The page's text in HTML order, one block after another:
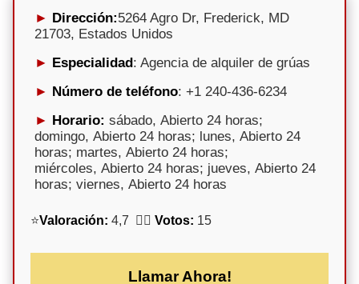
Dirección:5264 Agro Dr, Frederick, MD
21703, Estados Unidos
Especialidad: Agencia de alquiler de grúas
Número de teléfono: +1 240-436-6234
Horario: sábado, Abierto 24 horas;
domingo, Abierto 24 horas; lunes, Abierto 24
horas; martes, Abierto 24 horas;
miércoles, Abierto 24 horas; jueves, Abierto 24
horas; viernes, Abierto 24 horas
⭐Valoración: 4,7 🕵️‍♀️ Votos: 15
Llamar Ahora!